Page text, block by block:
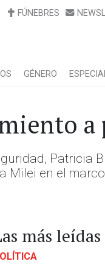
FÚNEBRES
GÉNERO
a
Patricia
Milei en el
más leídas